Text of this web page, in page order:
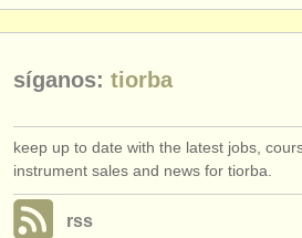
síganos: tiorba
keep up to date with the latest jobs,
instrument sales and news for tiorba.
rss